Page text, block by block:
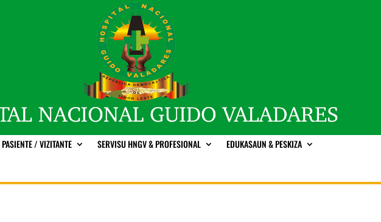
PASIENTE / VIZITANTE SERVISU HNGV & PROFESIONAL
EDUKASAUN & PESKIZA